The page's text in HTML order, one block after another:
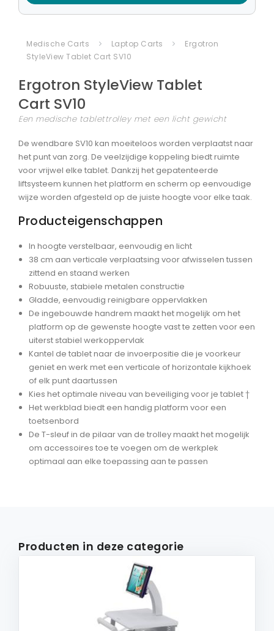
Medische Carts Laptop Carts
Ergotron
StyleView Tablet Cart SV10
Ergotron StyleView Tablet
Cart SV10
Een medische tablettrolley met een licht gewicht
De wendbare SV10 kan moeiteloos worden verplaatst naar
het punt van zorg. De veelzijdige koppeling biedt ruimte
voor vrijwel elke tablet. Dankzij het gepatenteerde
liftsysteem kunnen het platform en scherm op eenvoudige
wijze worden afgesteld op de juiste hoogte voor elke taak.
Producteigenschappen
In hoogte verstelbaar, eenvoudig en licht
38 cm aan verticale verplaatsing voor afwisselen tussen
zittend en staand werken
Robuuste, stabiele metalen constructie
Gladde, eenvoudig reinigbare oppervlakken
De ingebouwde handrem maakt het mogelijk om het
platform op de gewenste hoogte vast te zetten voor een
uiterst stabiel werkoppervlak
Kantel de tablet naar de invoerpositie die je voorkeur
geniet en werk met een verticale of horizontale kijkhoek
of elk punt daartussen
Kies het optimale niveau van beveiliging voor je tablet †
Het werkblad biedt een handig platform voor een
toetsenbord
De T-sleuf in de pilaar van de trolley maakt het mogelijk
om accessoires toe te voegen om de werkplek
optimaal aan elke toepassing aan te passen
Producten in deze categorie